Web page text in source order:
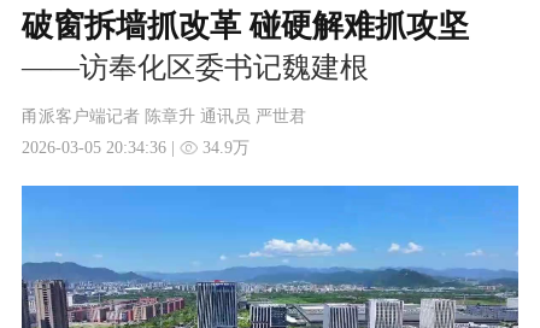
破窗拆墙抓改革 碰硬解难抓攻坚
——访奉化区委书记魏建根
甬派客户端记者 陈章升 通讯员 严世君
2026-03-05 20:34:36 |
34.9万